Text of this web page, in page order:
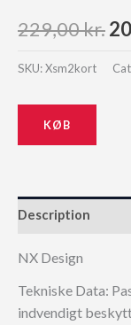
229,00kr.
SKU:Xsm2kort
KØB
Description
NX Design
Tekniske Data:
indvendigt